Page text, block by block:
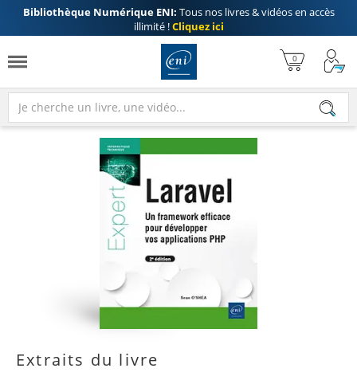
Bibliothèque Numérique ENI: Tous nos livres & vidéos en accès
illimité !Cliquez ici
Extraits du livre